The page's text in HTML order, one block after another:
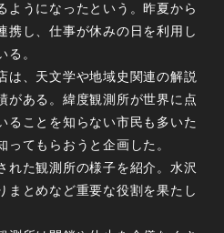
ようになったという。昨夏から
携し、仕事が休みの日を利用し
る。
、天文学や地域史関連の解説
がある。緯度観測所が世界に点
ることを知らない市民も多いた
てもらおうと企画した。
た観測所の様子を紹介。水沢
まとめなど重要な役割を果たし